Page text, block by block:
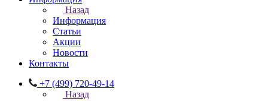
Назад
Информация
Статьи
Акции
Новости
Контакты
+7 (499) 720-49-14
Назад